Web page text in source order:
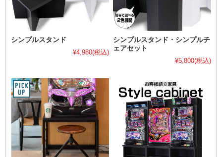
シンプルスタンド
¥4,980(税込)
シンプルスタンド・シンプルチ
ェアセット
¥5,800(税込)